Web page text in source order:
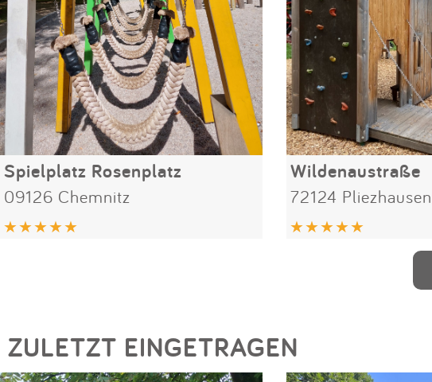
Spielplatz Rosenplatz
09126 Chemnitz
Wildenaustraße
72124 Pliezhausen
ZULETZT EINGETRAGEN